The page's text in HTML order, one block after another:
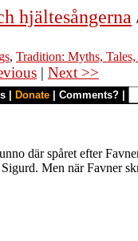
hjältesångerna
, Tradition: Myths, Tales,
| Next >>
Donate Comments?
där spåret efter
Men när Favner